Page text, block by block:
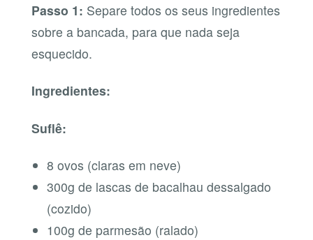
Passo 1: Separe todos os seus ingredientes
sobre a bancada, para que nada seja
esquecido.
Ingredientes:
Suflê:
8 ovos (claras em neve)
300g de lascas de bacalhau dessalgado
(cozido)
100g de parmesão (ralado)